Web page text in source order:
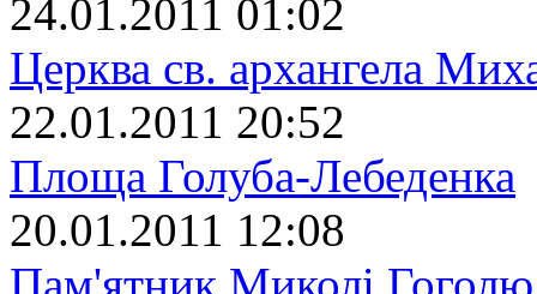
24.01.2011 01:02
Церква св. архангела
22.01.2011 20:52
Площа Голуба-Лебеденка
20.01.2011 12:08
Пам'ятник Миколі Гоголю